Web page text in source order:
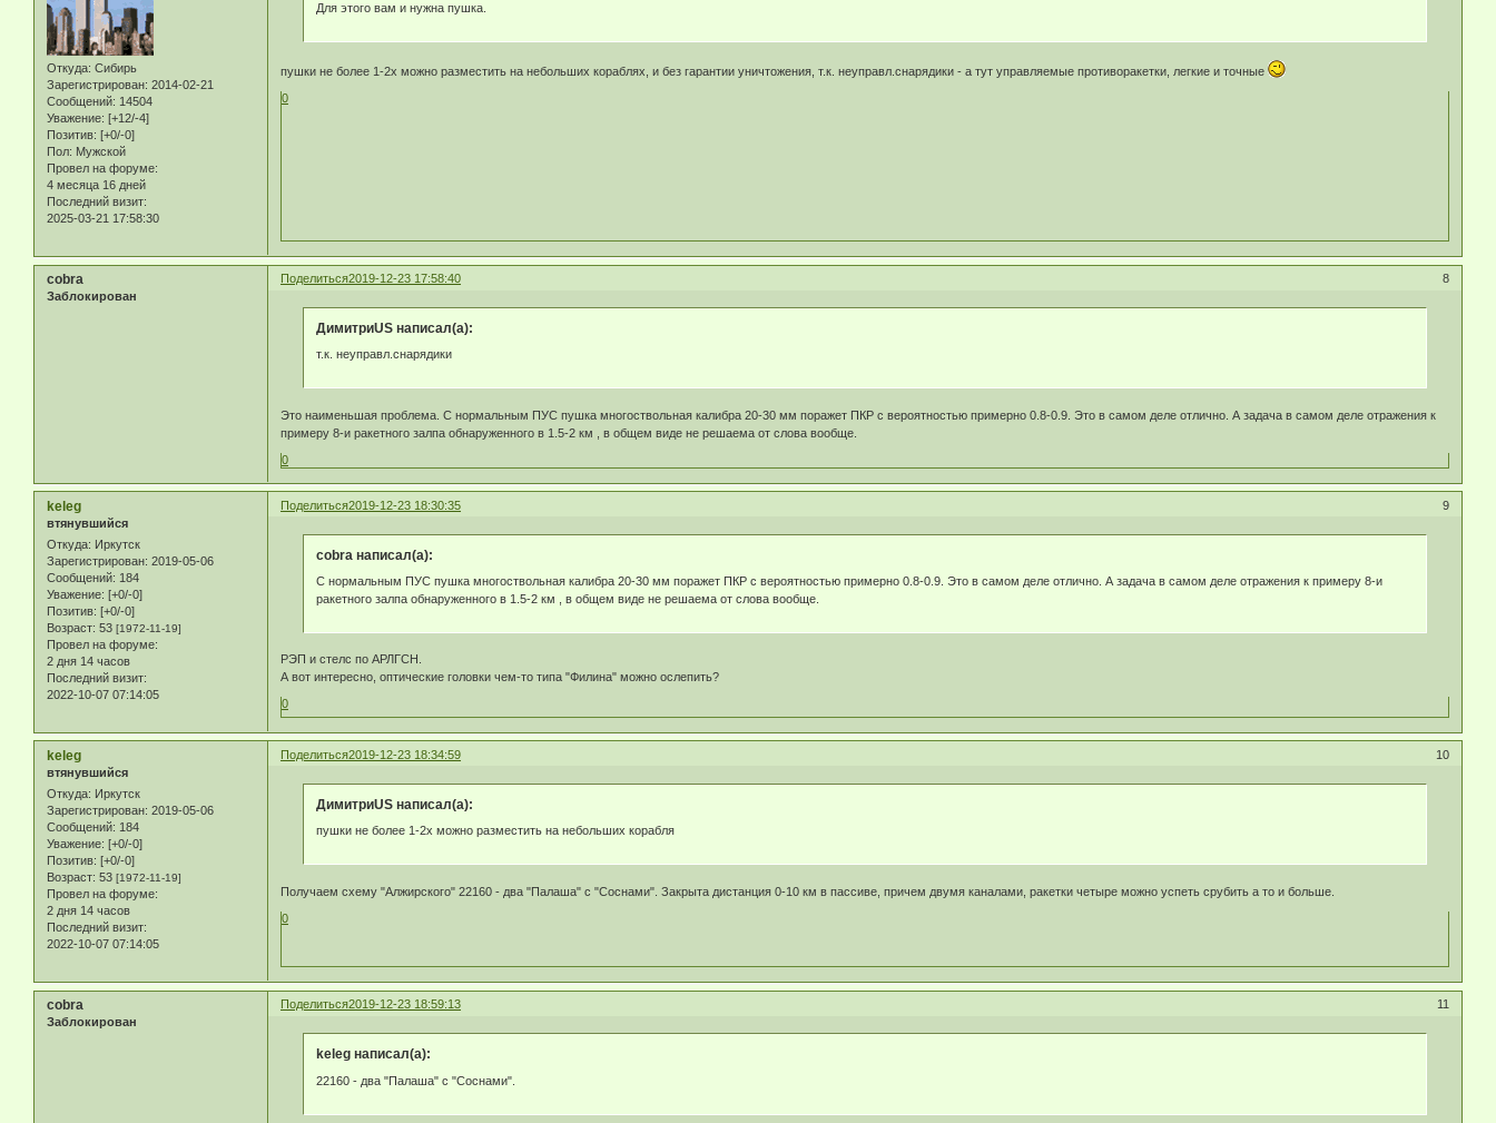
Откуда: Сибирь
Зарегистрирован: 2014-02-21
Сообщений: 14504
Уважение: [+12/-4]
Позитив: [+0/-0]
Пол: Мужской
Провел на форуме:
4 месяца 16 дней
Последний визит:
2025-03-21 17:58:30
Для этого вам и нужна пушка.
пушки не более 1-2х можно разместить на небольших кораблях, и без гарантии уничтожения, т.к. неуправл.снарядики - а тут управляемые противоракетки, легкие и точные
0
Поделиться 8
2019-12-23 17:58:40
cobra
Заблокирован
ДимитриUS написал(а):
т.к. неуправл.снарядики
Это наименьшая проблема. С нормальным ПУС пушка многоствольная калибра 20-30 мм поражет ПКР с вероятностью примерно 0.8-0.9. Это в самом деле отлично. А задача в самом деле отражения к
примеру 8-и ракетного залпа обнаруженного в 1.5-2 км , в общем виде не решаема от слова вообще.
0
Поделиться 9
2019-12-23 18:30:35
keleg
втянувшийся
Откуда: Иркутск
Зарегистрирован: 2019-05-06
Сообщений: 184
Уважение: [+0/-0]
Позитив: [+0/-0]
Возраст: 53 [1972-11-19]
Провел на форуме:
2 дня 14 часов
Последний визит:
2022-10-07 07:14:05
cobra написал(а):
С нормальным ПУС пушка многоствольная калибра 20-30 мм поражет ПКР с вероятностью примерно 0.8-0.9. Это в самом деле отлично. А задача в самом деле отражения к примеру 8-и
ракетного залпа обнаруженного в 1.5-2 км , в общем виде не решаема от слова вообще.
РЭП и стелс по АРЛГСН.
А вот интересно, оптические головки чем-то типа "Филина" можно ослепить?
0
Поделиться 10
2019-12-23 18:34:59
keleg
втянувшийся
Откуда: Иркутск
Зарегистрирован: 2019-05-06
Сообщений: 184
Уважение: [+0/-0]
Позитив: [+0/-0]
Возраст: 53 [1972-11-19]
Провел на форуме:
2 дня 14 часов
Последний визит:
2022-10-07 07:14:05
ДимитриUS написал(а):
пушки не более 1-2х можно разместить на небольших корабля
Получаем схему "Алжирского" 22160 - два "Палаша" с "Соснами". Закрыта дистанция 0-10 км в пассиве, причем двумя каналами, ракетки четыре можно успеть срубить а то и больше.
0
Поделиться 11
2019-12-23 18:59:13
cobra
Заблокирован
keleg написал(а):
22160 - два "Палаша" с "Соснами".